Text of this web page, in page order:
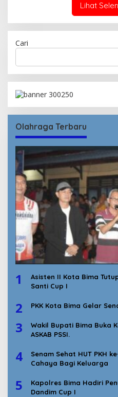
Lihat
Cari
Olahraga Terbaru
1
Asisten II Kota Bima
Santi Cup I
2 PKK Kota Bima Gelar
3
Wakil Bupati Bima Buka
ASKAB PSSI.
4
Senam Sehat HUT PKH
Cahaya Bagi Keluarga
5
Kapolres Bima Hadiri
Dandim Cup I